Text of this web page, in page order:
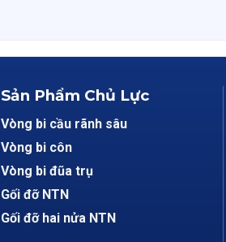
Sản Phẩm Chủ Lực
Vòng bi cầu rãnh sâu
Vòng bi côn
Vòng bi đũa trụ
Gối đỡ NTN
Gối đỡ hai nửa NTN